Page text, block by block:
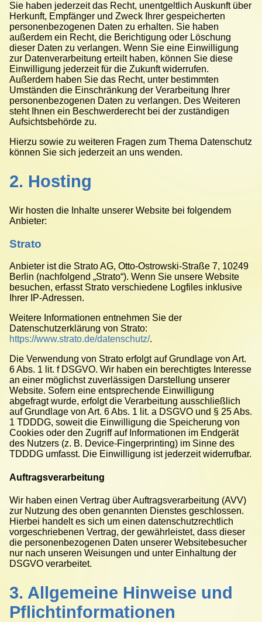
Sie haben jederzeit das Recht, unentgeltlich Auskunft über
Herkunft, Empfänger und Zweck Ihrer gespeicherten
personenbezogenen Daten zu erhalten. Sie haben
außerdem ein Recht, die Berichtigung oder Löschung
dieser Daten zu verlangen. Wenn Sie eine Einwilligung
zur Datenverarbeitung erteilt haben, können Sie diese
Einwilligung jederzeit für die Zukunft widerrufen.
Außerdem haben Sie das Recht, unter bestimmten
Umständen die Einschränkung der Verarbeitung Ihrer
personenbezogenen Daten zu verlangen. Des Weiteren
steht Ihnen ein Beschwerderecht bei der zuständigen
Aufsichtsbehörde zu.
Hierzu sowie zu weiteren Fragen zum Thema Datenschutz
können Sie sich jederzeit an uns wenden.
2. Hosting
Wir hosten die Inhalte unserer Website bei folgendem
Anbieter:
Strato
Anbieter ist die Strato AG, Otto-Ostrowski-Straße 7, 10249
Berlin (nachfolgend „Strato“). Wenn Sie unsere Website
besuchen, erfasst Strato verschiedene Logfiles inklusive
Ihrer IP-Adressen.
Weitere Informationen entnehmen Sie der
Datenschutzerklärung von Strato:
https://www.strato.de/datenschutz/.
Die Verwendung von Strato erfolgt auf Grundlage von Art.
6 Abs. 1 lit. f DSGVO. Wir haben ein berechtigtes Interesse
an einer möglichst zuverlässigen Darstellung unserer
Website. Sofern eine entsprechende Einwilligung
abgefragt wurde, erfolgt die Verarbeitung ausschließlich
auf Grundlage von Art. 6 Abs. 1 lit. a DSGVO und § 25 Abs.
1 TDDDG, soweit die Einwilligung die Speicherung von
Cookies oder den Zugriff auf Informationen im Endgerät
des Nutzers (z. B. Device-Fingerprinting) im Sinne des
TDDDG umfasst. Die Einwilligung ist jederzeit widerrufbar.
Auftragsverarbeitung
Wir haben einen Vertrag über Auftragsverarbeitung (AVV)
zur Nutzung des oben genannten Dienstes geschlossen.
Hierbei handelt es sich um einen datenschutzrechtlich
vorgeschriebenen Vertrag, der gewährleistet, dass dieser
die personenbezogenen Daten unserer Websitebesucher
nur nach unseren Weisungen und unter Einhaltung der
DSGVO verarbeitet.
3. Allgemeine Hinweise und
Pflicht­informationen